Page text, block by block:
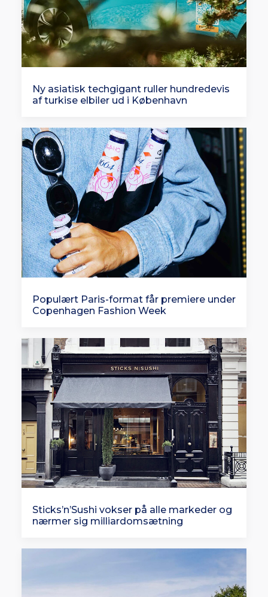
Ny asiatisk techgigant ruller hundredevis
af turkise elbiler ud i København
Populært Paris-format får premiere under
Copenhagen Fashion Week
Sticks’n’Sushi vokser på alle markeder og
nærmer sig milliardomsætning